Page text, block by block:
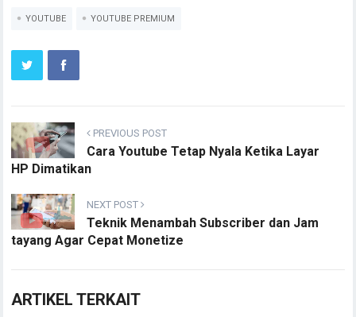
YOUTUBE YOUTUBE PREMIUM
PREVIOUS POST
Cara Youtube Tetap Nyala Ketika Layar
HP Dimatikan
NEXT POST
Teknik Menambah Subscriber dan Jam
tayang Agar Cepat Monetize
ARTIKEL TERKAIT